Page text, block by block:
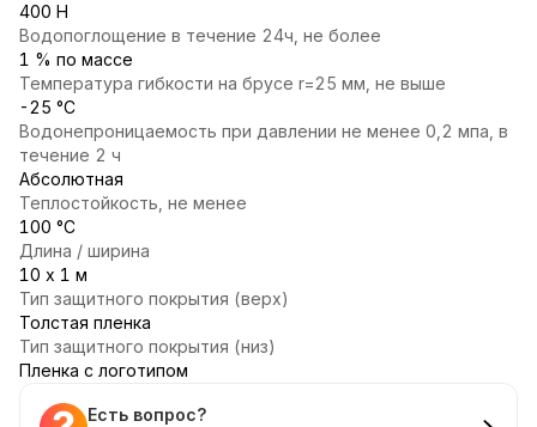
400 Н
Водопоглощение в течение 24ч, не более
1 % по массе
Температура гибкости на брусе r=25 мм, не выше
-25 °С
Водонепроницаемость при давлении не менее 0,2 мпа, в
течение 2 ч
Абсолютная
Теплостойкость, не менее
100 °С
Длина / ширина
10 х 1 м
Тип защитного покрытия (верх)
Толстая пленка
Тип защитного покрытия (низ)
Пленка с логотипом
Есть вопрос?